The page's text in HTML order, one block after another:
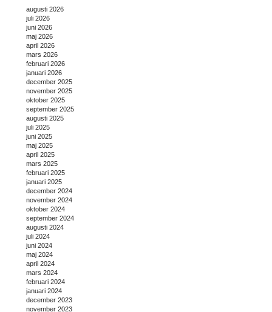
augusti 2026
juli 2026
juni 2026
maj 2026
april 2026
mars 2026
februari 2026
januari 2026
december 2025
november 2025
oktober 2025
september 2025
augusti 2025
juli 2025
juni 2025
maj 2025
april 2025
mars 2025
februari 2025
januari 2025
december 2024
november 2024
oktober 2024
september 2024
augusti 2024
juli 2024
juni 2024
maj 2024
april 2024
mars 2024
februari 2024
januari 2024
december 2023
november 2023